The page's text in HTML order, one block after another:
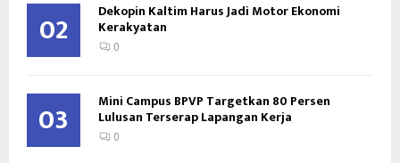
02 Dekopin Kaltim Harus Jadi Motor Ekonomi
Kerakyatan
0
03 Mini Campus BPVP Targetkan 80 Persen
Lulusan Terserap Lapangan Kerja
0